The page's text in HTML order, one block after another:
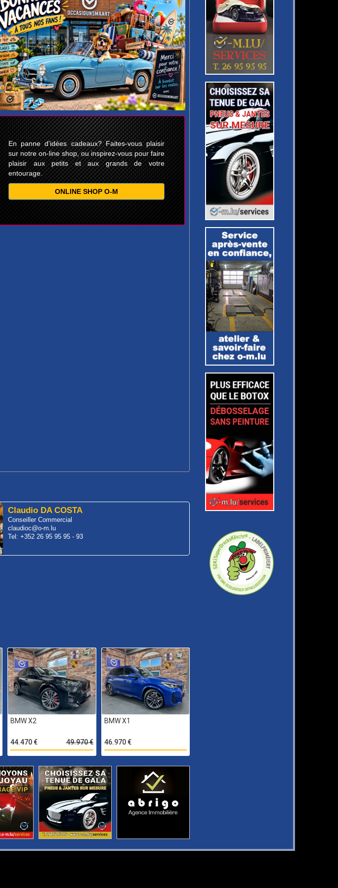
En panne d'idées cadeaux? Faites-vous plaisir
sur notre on-line shop, ou inspirez-vous pour faire
plaisir aux petits et aux grands de votre
entourage.
ONLINE SHOP O-M
Claudio DA COSTA
Conseiller Commercial
claudioc@o-m.lu
Tel: +352 26 95 95 95 - 93
BMW X2
49.970 €
44.470 €
BMW X1
46.970 €